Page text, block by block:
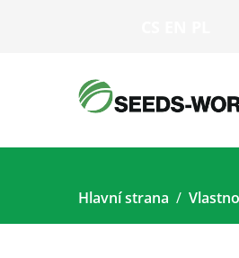
Hlavní strana